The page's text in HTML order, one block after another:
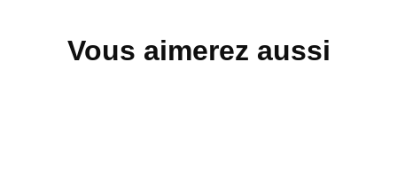
Vous aimerez aussi